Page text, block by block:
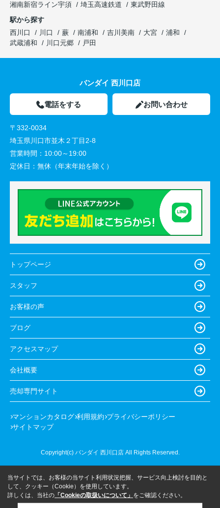
湘南新宿ライン宇須
埼玉高速鉄道
東武野田線
駅から探す
西川口
川口 蕨 南浦和 吉川美南 大宮
浦和
武蔵浦和
川口元郷 戸田
バンダイ 西川口店
電話をする お問い合わせ
〒332-0034
埼玉県川口市並木２丁目2-8
営業時間： 10:00～19:00
定休日： 無休（年末年始を除く）
トップページ
スタッフ
お客様の声
ブログ
アクセスマップ
会社概要
売却専門サイト
マンションカタログ 利用規約 プライバシーポリシー
サイトマップ
Copyright(c) バンダイ 西川口店 All Rights Reserved.
当サイトでは、お客様の当サイト利用状況把握、サービス向上検討を目的と
して、クッキー（Cookie）を使用しています。
詳しくは、当社の 「Cookieの取扱いについて」 をご確認ください。